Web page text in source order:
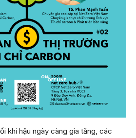
khí hậu ngày càng gia tăng, các